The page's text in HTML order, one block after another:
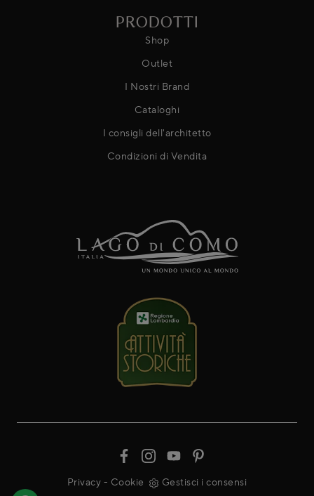
PRODOTTI
Shop
Outlet
I Nostri Brand
Cataloghi
I consigli dell'architetto
Condizioni di Vendita
Privacy - Cookie Gestisci i consensi